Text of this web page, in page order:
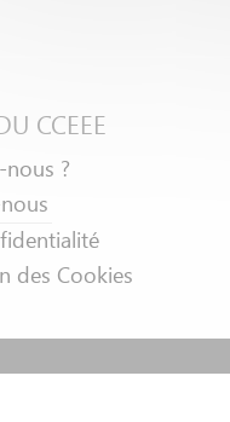
CCEEE
?
des Cookies